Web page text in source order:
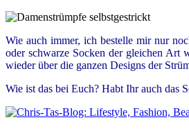
Wie auch immer, ich bestelle mir nur
oder schwarze Socken der gleichen Art
wieder über die ganzen Designs der
Wie ist das bei Euch? Habt Ihr auch das